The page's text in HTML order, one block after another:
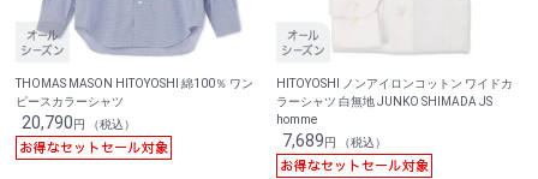
THOMAS MASON HITOYOSHI 綿100％ ワン
ピースカラーシャツ
20,790円 （税込）
HITOYOSHI ノンアイロンコットン ワイドカ
ラーシャツ 白無地 JUNKO SHIMADA JS
homme
7,689円 （税込）